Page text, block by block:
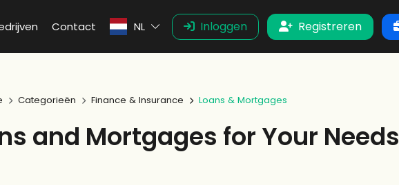
Contact NL Inloggen Registreren
Categorieën Finance & Insurance Loans & Mortgages
and Mortgages for Your Needs